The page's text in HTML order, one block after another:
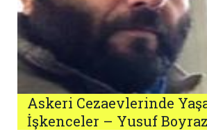
Askeri Cezaevlerinde
İşkenceler – Yusuf Boyraz